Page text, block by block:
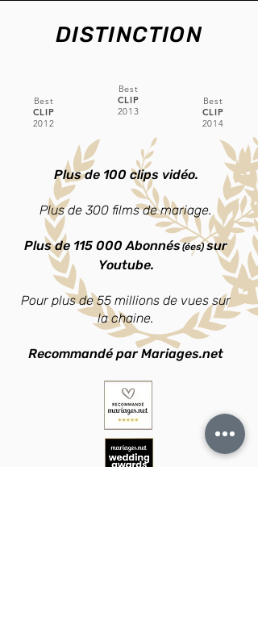
DISTINCTION
Best
CLIP
2012
Best
CLIP
2013
Best
CLIP
2014
Plus de 100 clips vidéo.
Plus de 300 films de mariage.
Plus de 115 000 Abonnés(ées) sur
Youtube.
Pour plus de 55 millions de vues sur
la chaine.
Recommandé par Mariages.net